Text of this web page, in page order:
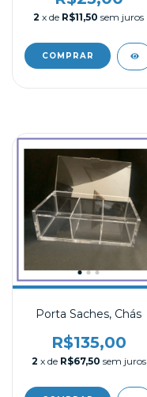
2 x de R$11,50 sem juros
COMPRAR
Porta Saches, Chás
R$135,00
2 x de R$67,50 sem juros